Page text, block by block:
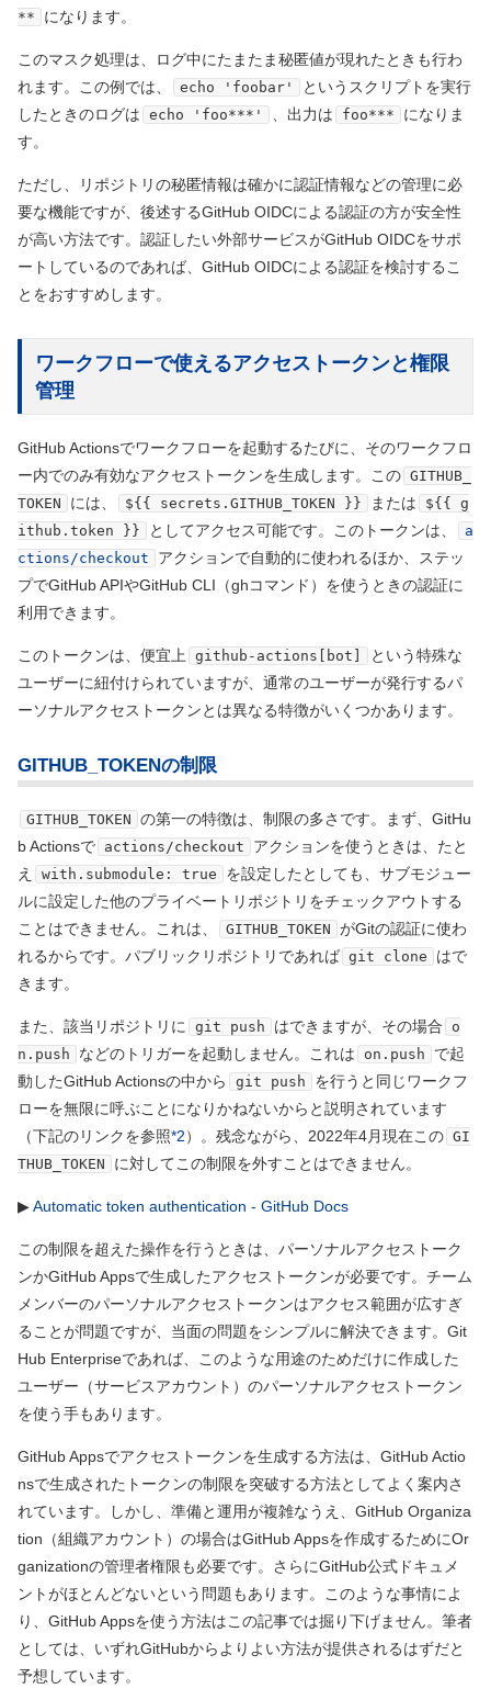
** になります。
このマスク処理は、ログ中にたまたま秘匿値が現れたときも行わ
れます。この例では、
echo 'foobar'
というスクリプトを実行
したときのログは echo 'foo***' 、出力は foo***
になりま
す。
ただし、リポジトリの秘匿情報は確かに認証情報などの管理に必
要な機能ですが、後述するGitHub OIDCによる認証の方が安全性
が高い方法です。認証したい外部サービスがGitHub OIDCをサポ
ートしているのであれば、GitHub OIDCによる認証を検討するこ
とをおすすめします。
ワークフローで使えるアクセストークンと権限
管理
GitHub Actionsでワークフローを起動するたびに、そのワークフロ
ー内でのみ有効なアクセストークンを生成します。この GITHUB_
TOKEN
には、 ${{ secrets.GITHUB_TOKEN }} または
${{ g
ithub.token }}
としてアクセス可能です。このトークンは、
a
ctions/checkout
アクションで自動的に使われるほか、ステッ
プでGitHub APIやGitHub CLI （ghコマンド） を使うときの認証に
利用できます。
このトークンは、便宜上 github-actions[bot]
という特殊な
ユーザーに紐付けられていますが、通常のユーザーが発行するパ
ーソナルアクセストークンとは異なる特徴がいくつかあります。
GITHUB_TOKENの制限
GITHUB_TOKEN の第一の特徴は、制限の多さです。まず、GitHu
b Actionsで actions/checkout
アクションを使うときは、たと
え
with.submodule: true
を設定したとしても、サブモジュー
ルに設定した他のプライベートリポジトリをチェックアウトする
ことはできません。これは、
GITHUB_TOKEN がGitの認証に使わ
れるからです。パブリックリポジトリであれば git clone
はで
きます。
また、該当リポジトリに git push はできますが、その場合
o
n.push
などのトリガーを起動しません。これは on.push
で起
動したGitHub Actionsの中から
git push
を行うと同じワークフ
ローを無限に呼ぶことになりかねないからと説明されています
（下記のリンクを参照*2） 。残念ながら、2022年4月現在この GI
THUB_TOKEN
に対してこの制限を外すことはできません。
▶Automatic token authentication - GitHub Docs
この制限を超えた操作を行うときは、パーソナルアクセストーク
ンかGitHub Appsで生成したアクセストークンが必要です。チーム
メンバーのパーソナルアクセストークンはアクセス範囲が広すぎ
ることが問題ですが、当面の問題をシンプルに解決できます。Git
Hub Enterpriseであれば、このような用途のためだけに作成した
ユーザー （サービスアカウント） のパーソナルアクセストークン
を使う手もあります。
GitHub Appsでアクセストークンを生成する方法は、GitHub Actio
nsで生成されたトークンの制限を突破する方法としてよく案内さ
れています。しかし、準備と運用が複雑なうえ、GitHub Organiza
tion （組織アカウント） の場合はGitHub Appsを作成するためにOr
ganizationの管理者権限も必要です。さらにGitHub公式ドキュメ
ントがほとんどないという問題もあります。このような事情によ
り、GitHub Appsを使う方法はこの記事では掘り下げません。筆者
としては、いずれGitHubからよりよい方法が提供されるはずだと
予想しています。